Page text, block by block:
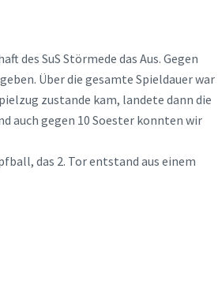
des SuS Störmede das Aus. Gegen
Über die gesamte Spieldauer war
zustande kam, landete dann die
auch gegen 10 Soester konnten wir
das 2. Tor entstand aus einem